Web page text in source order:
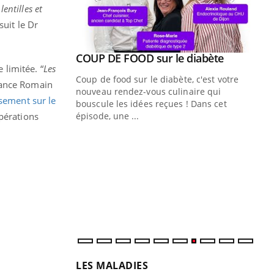
et
le Dr
limitée. “Les
Romain
sur le
de bilan de
Youtube
COUP DE FOOD sur le diabèteYoutube
Coup de food sur le diabète, c'est votre
nouveau rendez-vous culinaire qui
bouscule les idées reçues ! Dans cet
épisode, une ...
LES MALADIES